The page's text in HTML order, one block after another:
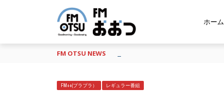
ホーム
FM OTSU NEWS
FM++(プラプラ） レギュラー番組